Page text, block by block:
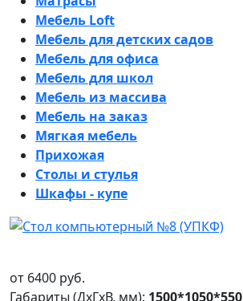
Мебель Loft
Мебель для детских садов
Мебель для офиса
Мебель для школ
Мебель из массива
Мебель на заказ
Мягкая мебель
Прихожая
Столы и стулья
Шкафы - купе
от 6400 руб.
Габариты (ДxГxВ, мм): 1500*1050*550